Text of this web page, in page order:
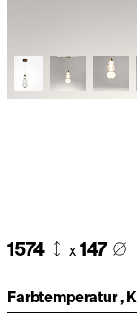
1574 x 147
Farbtemperatur , K